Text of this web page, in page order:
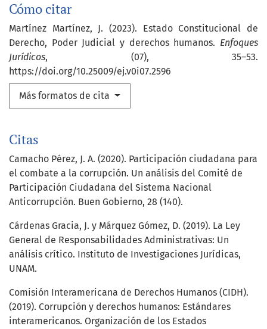
Cómo citar
Martínez Martínez, J. (2023). Estado Constitucional de
Derecho, Poder Judicial y derechos humanos. Enfoques
Jurídicos, (07), 35–53.
https://doi.org/10.25009/ej.v0i07.2596
Más formatos de cita
Citas
Camacho Pérez, J. A. (2020). Participación ciudadana para
el combate a la corrupción. Un análisis del Comité de
Participación Ciudadana del Sistema Nacional
Anticorrupción. Buen Gobierno, 28 (140).
Cárdenas Gracia, J. y Márquez Gómez, D. (2019). La Ley
General de Responsabilidades Administrativas: Un
análisis crítico. Instituto de Investigaciones Jurídicas,
UNAM.
Comisión Interamericana de Derechos Humanos (CIDH).
(2019). Corrupción y derechos humanos: Estándares
interamericanos. Organización de los Estados